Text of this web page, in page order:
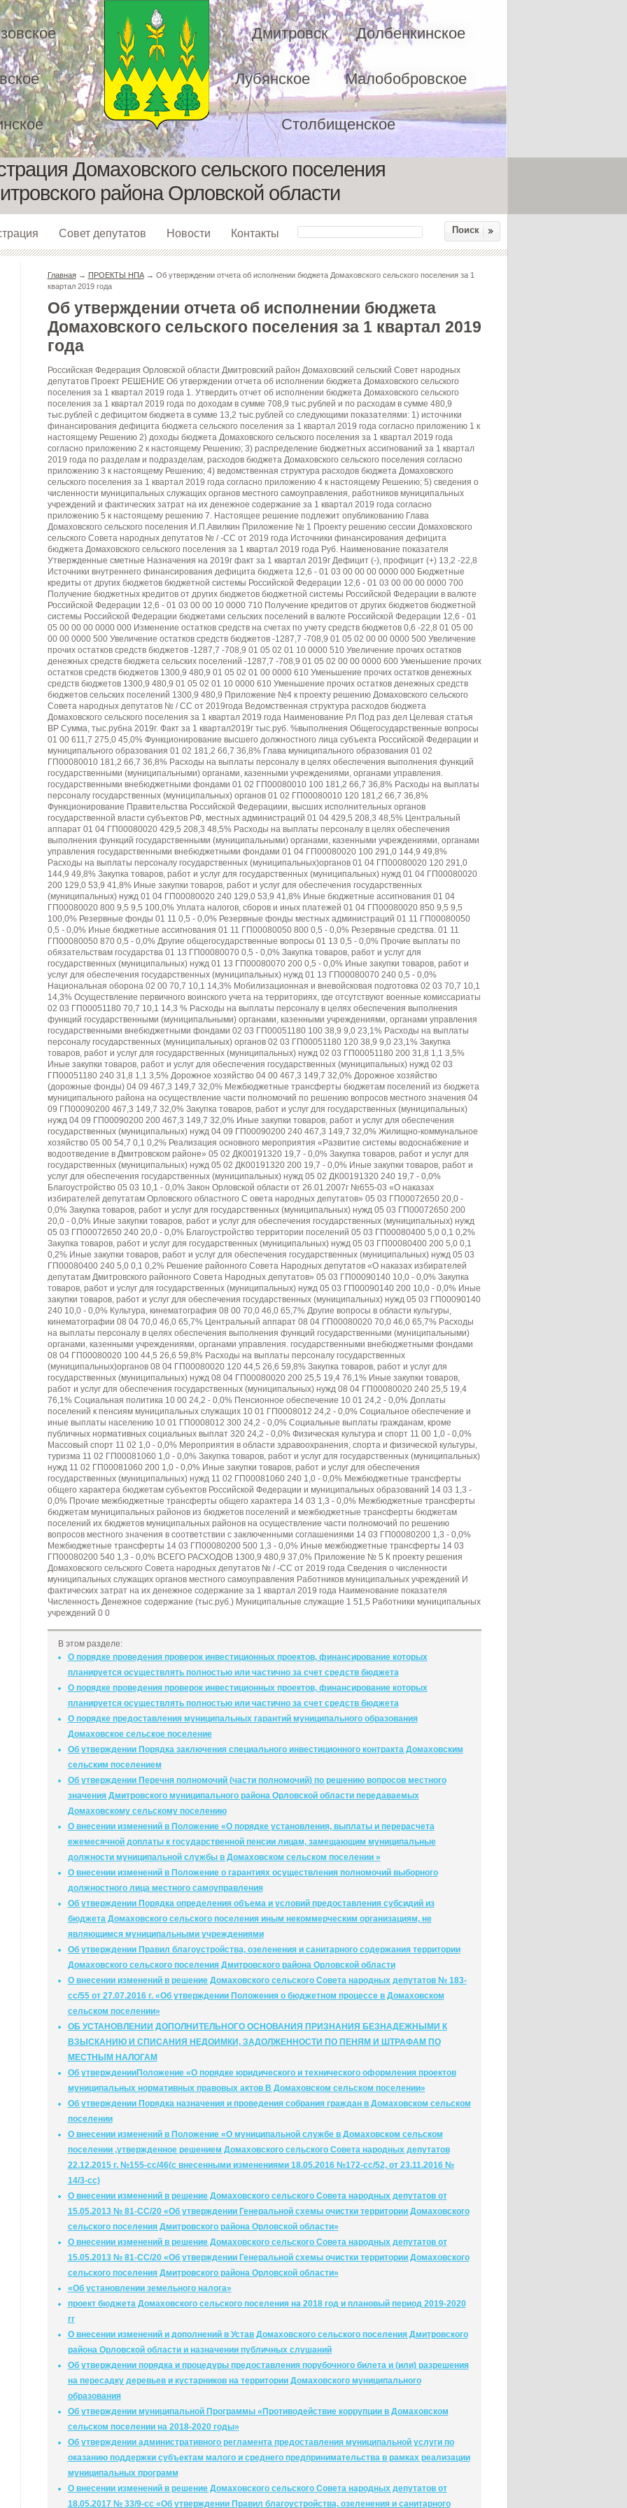
Дмитровск Долбенкинское
Лубянское Малобобровское
Столбищенское
Совет депутатов Новости Контакты
Домаховского сельского поселения
района Орловской области
Поиск
Главная→ ПРОЕКТЫ НПА→ Об утверждении отчета об исполнении бюджета Домаховского сельского поселения за 1
квартал 2019 года
Об утверждении отчета об исполнении бюджета
Домаховского сельского поселения за 1 квартал 2019
года
Российская Федерация Орловской области Дмитровский район Домаховский сельский Совет народных депутатов Проект РЕШЕНИЕ Об утверждении отчета об исполнении бюджета Домаховского сельского поселения за 1 квартал 2019 года 1. Утвердить отчет об исполнении бюджета Домаховского сельского поселения за 1 квартал 2019 года по доходам в сумме 708,9 тыс.рублей и по расходам в сумме 480,9 тыс.рублей с дефицитом бюджета в сумме 13,2 тыс.рублей со следующими показателями: 1) источники финансирования дефицита бюджета сельского поселения за 1 квартал 2019 года согласно приложению 1 к настоящему Решению 2) доходы бюджета Домаховского сельского поселения за 1 квартал 2019 года согласно приложению 2 к настоящему Решению; 3) распределение бюджетных ассигнований за 1 квартал 2019 года по разделам и подразделам, расходов бюджета Домаховского сельского поселения согласно приложению 3 к настоящему Решению; 4) ведомственная структура расходов бюджета Домаховского сельского поселения за 1 квартал 2019 года согласно приложению 4 к настоящему Решению; 5) сведения о численности муниципальных служащих органов местного самоуправления, работников муниципальных учреждений и фактических затрат на их денежное содержание за 1 квартал 2019 года согласно приложению 5 к настоящему решению 7. Настоящее решение подлежит опубликованию Глава Домаховского сельского поселения И.П.Авилкин Приложение № 1 Проекту решению сессии Домаховского сельского Совета народных депутатов № / -СС от 2019 года Источники финансирования дефицита бюджета Домаховского сельского поселения за 1 квартал 2019 года Руб. Наименование показателя Утвержденные сметные Назначения на 2019г факт за 1 квартал 2019г Дефицит (-), профицит (+) 13,2 -22,8 Источники внутреннего финансирования дефицита бюджета 12,6 - 01 03 00 00 00 0000 000 Бюджетные кредиты от других бюджетов бюджетной системы Российской Федерации 12,6 - 01 03 00 00 00 0000 700 Получение бюджетных кредитов от других бюджетов бюджетной системы Российской Федерации в валюте Российской Федерации 12,6 - 01 03 00 00 10 0000 710 Получение кредитов от других бюджетов бюджетной системы Российской Федерации бюджетами сельских поселений в валюте Российской Федерации 12,6 - 01 05 00 00 00 0000 000 Изменение остатков средств на счетах по учету средств бюджетов 0,6 -22,8 01 05 00 00 00 0000 500 Увеличение остатков средств бюджетов -1287,7 -708,9 01 05 02 00 00 0000 500 Увеличение прочих остатков средств бюджетов -1287,7 -708,9 01 05 02 01 10 0000 510 Увеличение прочих остатков денежных средств бюджета сельских поселений -1287,7 -708,9 01 05 02 00 00 0000 600 Уменьшение прочих остатков средств бюджетов 1300,9 480,9 01 05 02 01 00 0000 610 Уменьшение прочих остатков денежных средств бюджетов 1300,9 480,9 01 05 02 01 10 0000 610 Уменьшение прочих остатков денежных средств бюджетов сельских поселений 1300,9 480,9 Приложение №4 к проекту решению Домаховского сельского Совета народных депутатов № / СС от 2019года Ведомственная структура расходов бюджета Домаховского сельского поселения за 1 квартал 2019 года Наименование Рл Под раз дел Целевая статья ВР Сумма, тыс.рубна 2019г. Факт за 1 квартал2019г тыс.руб. %выполнения Общегосударственные вопросы 01 00 611,7 275,0 45,0% Функционирование высшего должностного лица субъекта Российской Федерации и муниципального образования 01 02 181,2 66,7 36,8% Глава муниципального образования 01 02 ГП00080010 181,2 66,7 36,8% Расходы на выплаты персоналу в целях обеспечения выполнения функций государственными (муниципальными) органами, казенными учреждениями, органами управления. государственными внебюджетными фондами 01 02 ГП00080010 100 181,2 66,7 36,8% Расходы на выплаты персоналу государственных (муниципальных) органов 01 02 ГП00080010 120 181,2 66,7 36,8% Функционирование Правительства Российской Федерациии, высших исполнительных органов государственной власти субъектов РФ, местных администраций 01 04 429,5 208,3 48,5% Центральный аппарат 01 04 ГП00080020 429,5 208,3 48,5% Расходы на выплаты персоналу в целях обеспечения выполнения функций государственными (муниципальными) органами, казенными учреждениями, органами управления государственными внебюджетными фондами 01 04 ГП00080020 100 291,0 144,9 49,8% Расходы на выплаты персоналу государственных (муниципальных)органов 01 04 ГП00080020 120 291,0 144,9 49,8% Закупка товаров, работ и услуг для государственных (муниципальных) нужд 01 04 ГП00080020 200 129,0 53,9 41,8% Иные закупки товаров, работ и услуг для обеспечения государственных (муниципальных) нужд 01 04 ГП00080020 240 129,0 53,9 41,8% Иные бюджетные ассигнования 01 04 ГП00080020 800 9,5 9,5 100,0% Уплата налогов, сборов и иных платежей 01 04 ГП00080020 850 9,5 9,5 100,0% Резервные фонды 01 11 0,5 - 0,0% Резервные фонды местных администраций 01 11 ГП00080050 0,5 - 0,0% Иные бюджетные ассигнования 01 11 ГП00080050 800 0,5 - 0,0% Резервные средства. 01 11 ГП00080050 870 0,5 - 0,0% Другие общегосударственные вопросы 01 13 0,5 - 0,0% Прочие выплаты по обязательствам государства 01 13 ГП00080070 0,5 - 0,0% Закупка товаров, работ и услуг для государственных (муниципальных) нужд 01 13 ГП00080070 200 0,5 - 0,0% Иные закупки товаров, работ и услуг для обеспечения государственных (муниципальных) нужд 01 13 ГП00080070 240 0,5 - 0,0% Национальная оборона 02 00 70,7 10,1 14,3% Мобилизационная и вневойсковая подготовка 02 03 70,7 10,1 14,3% Осуществление первичного воинского учета на территориях, где отсутствуют военные комиссариаты 02 03 ГП00051180 70,7 10,1 14,3 % Расходы на выплаты персоналу в целях обеспечения выполнения функций государственными (муниципальными) органами, казенными учреждениями, органами управления государственными внебюджетными фондами 02 03 ГП00051180 100 38,9 9,0 23,1% Расходы на выплаты персоналу государственных (муниципальных) органов 02 03 ГП00051180 120 38,9 9,0 23,1% Закупка товаров, работ и услуг для государственных (муниципальных) нужд 02 03 ГП00051180 200 31,8 1,1 3,5% Иные закупки товаров, работ и услуг для обеспечения государственных (муниципальных) нужд 02 03 ГП00051180 240 31,8 1,1 3,5% Дорожное хозяйство 04 00 467,3 149,7 32,0% Дорожное хозяйство (дорожные фонды) 04 09 467,3 149,7 32,0% Межбюджетные трансферты бюджетам поселений из бюджета муниципального района на осуществление части полномочий по решению вопросов местного значения 04 09 ГП00090200 467,3 149,7 32,0% Закупка товаров, работ и услуг для государственных (муниципальных) нужд 04 09 ГП00090200 200 467,3 149,7 32,0% Иные закупки товаров, работ и услуг для обеспечения государственных (муниципальных) нужд 04 09 ГП00090200 240 467,3 149,7 32,0% Жилищно-коммунальное хозяйство 05 00 54,7 0,1 0,2% Реализация основного мероприятия «Развитие системы водоснабжение и водоотведение в Дмитровском районе» 05 02 ДК00191320 19,7 - 0,0% Закупка товаров, работ и услуг для государственных (муниципальных) нужд 05 02 ДК00191320 200 19,7 - 0,0% Иные закупки товаров, работ и услуг для обеспечения государственных (муниципальных) нужд 05 02 ДК00191320 240 19,7 - 0,0% Благоустройство 05 03 10,1 - 0,0% Закон Орловской области от 26.01.2007г №655-03 «О наказах избирателей депутатам Орловского областного С овета народных депутатов» 05 03 ГП00072650 20,0 - 0,0% Закупка товаров, работ и услуг для государственных (муниципальных) нужд 05 03 ГП00072650 200 20,0 - 0,0% Иные закупки товаров, работ и услуг для обеспечения государственных (муниципальных) нужд 05 03 ГП00072650 240 20,0 - 0,0% Благоустройство территории поселений 05 03 ГП00080400 5,0 0,1 0,2% Закупка товаров, работ и услуг для государственных (муниципальных) нужд 05 03
В этом разделе:
О порядке проведения проверок инвестиционных проектов, финансирование которых
планируется осуществлять полностью или частично за счет средств бюджета
О порядке проведения проверок инвестиционных проектов, финансирование которых
планируется осуществлять полностью или частично за счет средств бюджета
О порядке предоставления муниципальных гарантий муниципального образования
Домаховское сельское поселение
Об утверждении Порядка заключения специального инвестиционного контракта Домаховским
сельским поселением
Об утверждении Перечня полномочий (части полномочий) по решению вопросов местного
значения Дмитровского муниципального района Орловской области передаваемых
Домаховскому сельскому поселению
О внесении изменений в Положение «О порядке установления, выплаты и перерасчета
ежемесячной доплаты к государственной пенсии лицам, замещающим муниципальные
должности муниципальной службы в Домаховском сельском поселении »
О внесении изменений в Положение о гарантиях осуществления полномочий выборного
должностного лица местного самоуправления
Об утверждении Порядка определения объема и условий предоставления субсидий из
бюджета Домаховского сельского поселения иным некоммерческим организациям, не
являющимся муниципальными учреждениями
Об утверждении Правил благоустройства, озеленения и санитарного содержания территории
Домаховского сельского поселения Дмитровского района Орловской области
О внесении изменений в решение Домаховского сельского Совета народных депутатов № 183-
сс/55 от 27.07.2016 г. «Об утверждении Положения о бюджетном процессе в Домаховском
сельском поселении»
ОБ УСТАНОВЛЕНИИ ДОПОЛНИТЕЛЬНОГО ОСНОВАНИЯ ПРИЗНАНИЯ БЕЗНАДЕЖНЫМИ К
ВЗЫСКАНИЮ И СПИСАНИЯ НЕДОИМКИ, ЗАДОЛЖЕННОСТИ ПО ПЕНЯМ И ШТРАФАМ ПО
МЕСТНЫМ НАЛОГАМ
Об утвержденииПоложение «О порядке юридического и технического оформления проектов
муниципальных нормативных правовых актов В Домаховском сельском поселении»
Об утверждении Порядка назначения и проведения собрания граждан в Домаховском сельском
поселении
О внесении изменений в Положение «О муниципальной службе в Домаховском сельском
поселении ,утвержденное решением Домаховского сельского Совета народных депутатов
22.12.2015 г. №155-сс/46(с внесенными изменениями 18.05.2016 №172-сс/52, от 23.11.2016 №
14/3-сс)
О внесении изменений в решение Домаховского сельского Совета народных депутатов от
15.05.2013 № 81-СС/20 «Об утверждении Генеральной схемы очистки территории Домаховского
сельского поселения Дмитровского района Орловской области»
О внесении изменений в решение Домаховского сельского Совета народных депутатов от
15.05.2013 № 81-СС/20 «Об утверждении Генеральной схемы очистки территории Домаховского
сельского поселения Дмитровского района Орловской области»
«Об установлении земельного налога»
проект бюджета Домаховского сельского поселения на 2018 год и плановый период 2019-2020
гг
О внесении изменений и дополнений в Устав Домаховского сельского поселения Дмитровского
района Орловской области и назначении публичных слушаний
Об утверждении порядка и процедуры предоставления порубочного билета и (или) разрешения
на пересадку деревьев и кустарников на территории Домаховского муниципального
образования
Об утверждении муниципальной Программы «Противодействие коррупции в Домаховском
сельском поселении на 2018-2020 годы»
Об утверждении административного регламента предоставления муниципальной услуги по
оказанию поддержки субъектам малого и среднего предпринимательства в рамках реализации
муниципальных программ
О внесении изменений в решение Домаховского сельского Совета народных депутатов от
18.05.2017 № 33/9-сс «Об утверждении Правил благоустройства, озеленения и санитарного